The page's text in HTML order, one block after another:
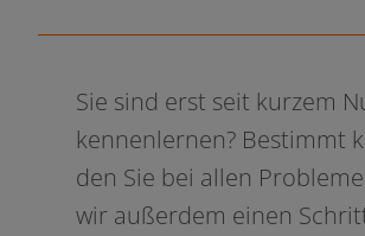
Sie sind erst seit kur­zem
ken­nen­ler­nen? Bestimmt
den Sie bei allen
wir außer­dem einen